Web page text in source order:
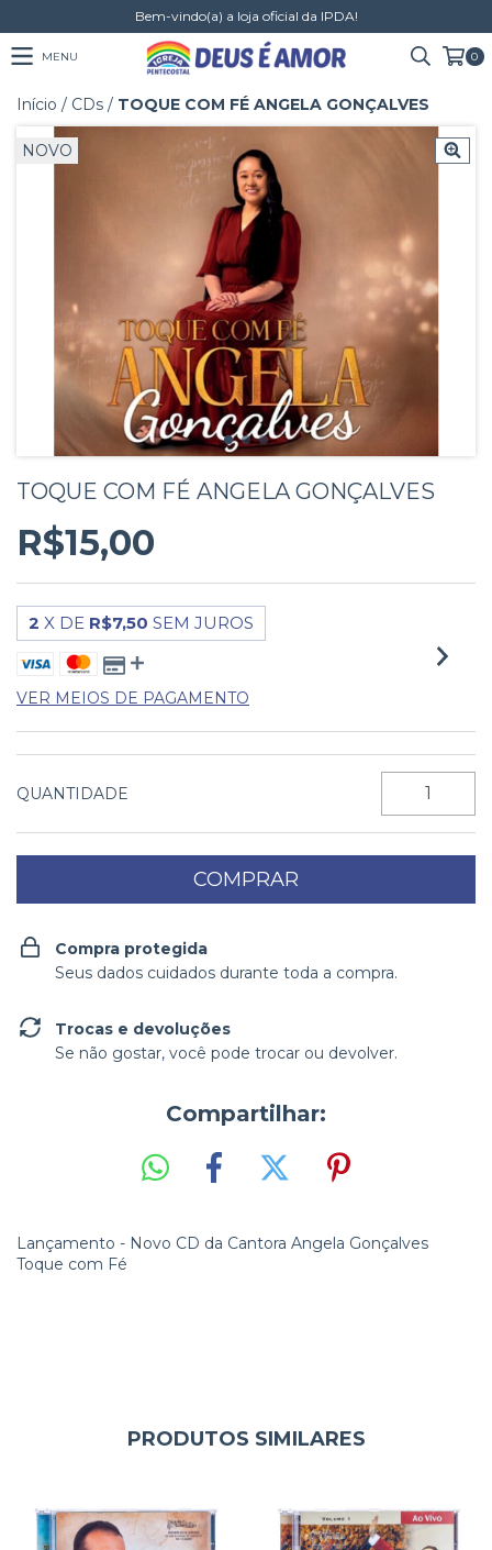
Bem-vindo(a) a loja oficial da IPDA!
MENU 0
Início / CDs / TOQUE COM FÉ ANGELA GONÇALVES
NOVO
TOQUE COM FÉ ANGELA GONÇALVES
R$15,00
2 X DE R$7,50 SEM JUROS
VER MEIOS DE PAGAMENTO
QUANTIDADE
Compra protegida
Seus dados cuidados durante toda a compra.
Trocas e devoluções
Se não gostar, você pode trocar ou devolver.
Compartilhar:
Lançamento - Novo CD da Cantora Angela Gonçalves
Toque com Fé
PRODUTOS SIMILARES